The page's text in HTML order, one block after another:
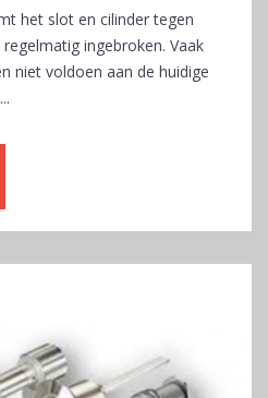
het slot en cilinder tegen
ingebroken. Vaak
niet voldoen aan de huidige